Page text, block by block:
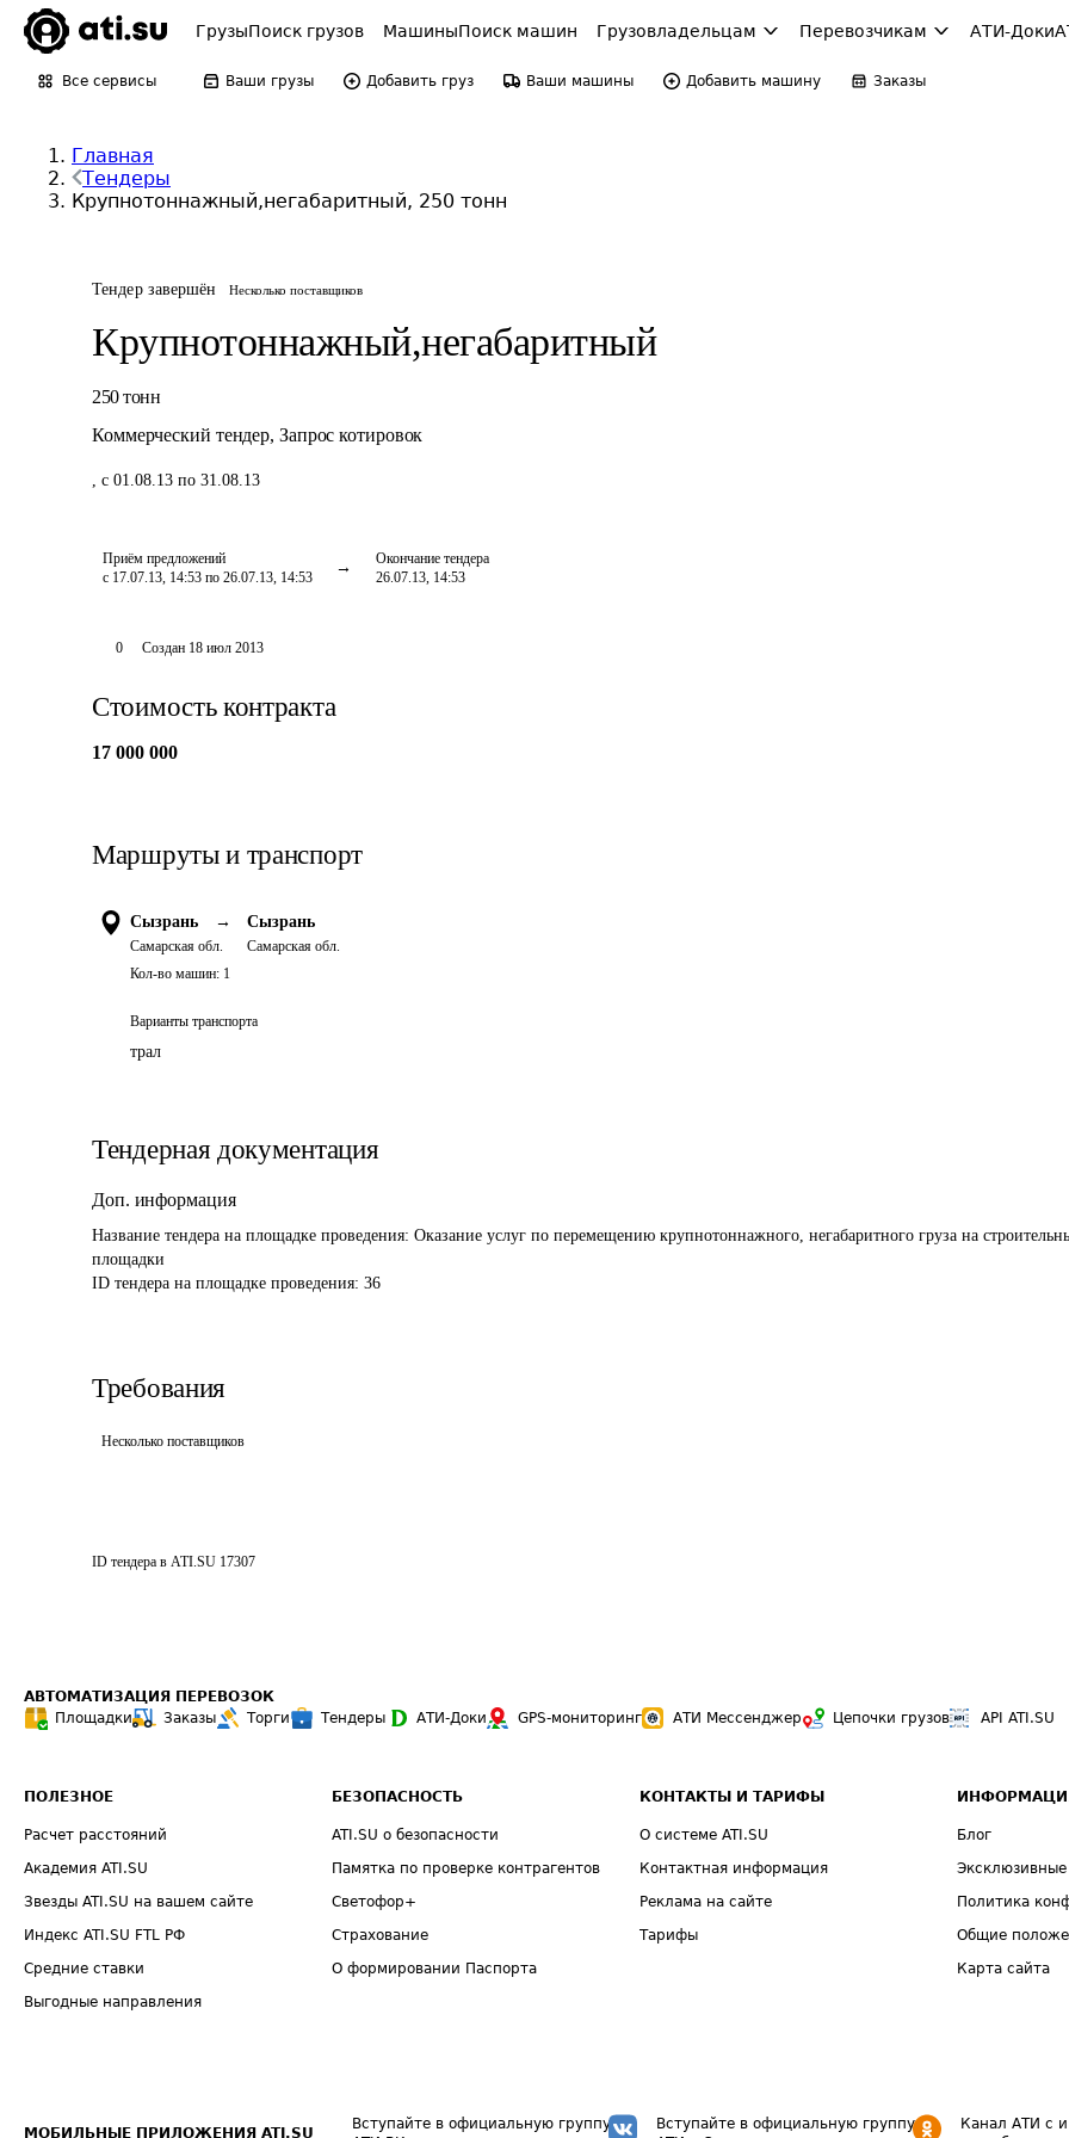
ГрузыПоиск грузов МашиныПоиск машин Грузовладельцам Перевозчикам АТИ-Доки
Все сервисы Ваши грузы Добавить груз Ваши машины Добавить машину Заказы
Главная
Тендеры
Крупнотоннажный,негабаритный, 250 тонн
Тендер завершён Несколько поставщиков
Крупнотоннажный,негабаритный
250 тонн
Коммерческий тендер, Запрос котировок
, с 01.08.13 по 31.08.13
Приём предложений
с 17.07.13, 14:53 по 26.07.13, 14:53
Окончание тендера
26.07.13, 14:53
0 Создан 18 июл 2013
Стоимость контракта
17 000 000
Маршруты и транспорт
Сызрань →
Самарская обл.
Сызрань
Самарская обл.
Кол-во машин: 1
Варианты транспорта
трал
Тендерная документация
Доп. информация
Название тендера на площадке проведения: Оказание услуг по перемещению крупнотоннажного, негабаритного груза на
площадки
ID тендера на площадке проведения: 36
Требования
Несколько поставщиков
ID тендера в ATI.SU 17307
АВТОМАТИЗАЦИЯ ПЕРЕВОЗОК
Площадки
Заказы Торги Тендеры АТИ-Доки GPS-мониторинг АТИ Мессенджер Цепочки грузов API ATI.SU
ПОЛЕЗНОЕ
Расчет расстояний
Академия ATI.SU
Звезды ATI.SU на вашем сайте
Индекс ATI.SU FTL РФ
Средние ставки
Выгодные направления
БЕЗОПАСНОСТЬ
ATI.SU о безопасности
Памятка по проверке контрагентов
Светофор+
Страхование
О формировании Паспорта
КОНТАКТЫ И ТАРИФЫ
О системе ATI.SU
Контактная информация
Реклама на сайте
Тарифы
Блог
Политика
Общие
Карта сайта
МОБИЛЬНЫЕ ПРИЛОЖЕНИЯ ATI.SU
Вступайте в официальную группу
Вступайте в официальную группу
Канал АТИ с